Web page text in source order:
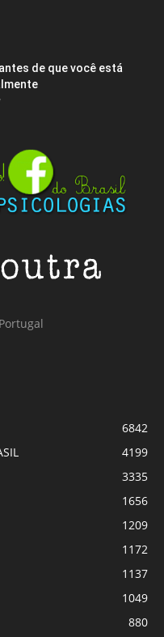
de que você está
6842
4199
3335
1656
1209
1172
1137
1049
880